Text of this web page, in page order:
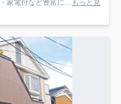
家電付など豊富に... もっと見